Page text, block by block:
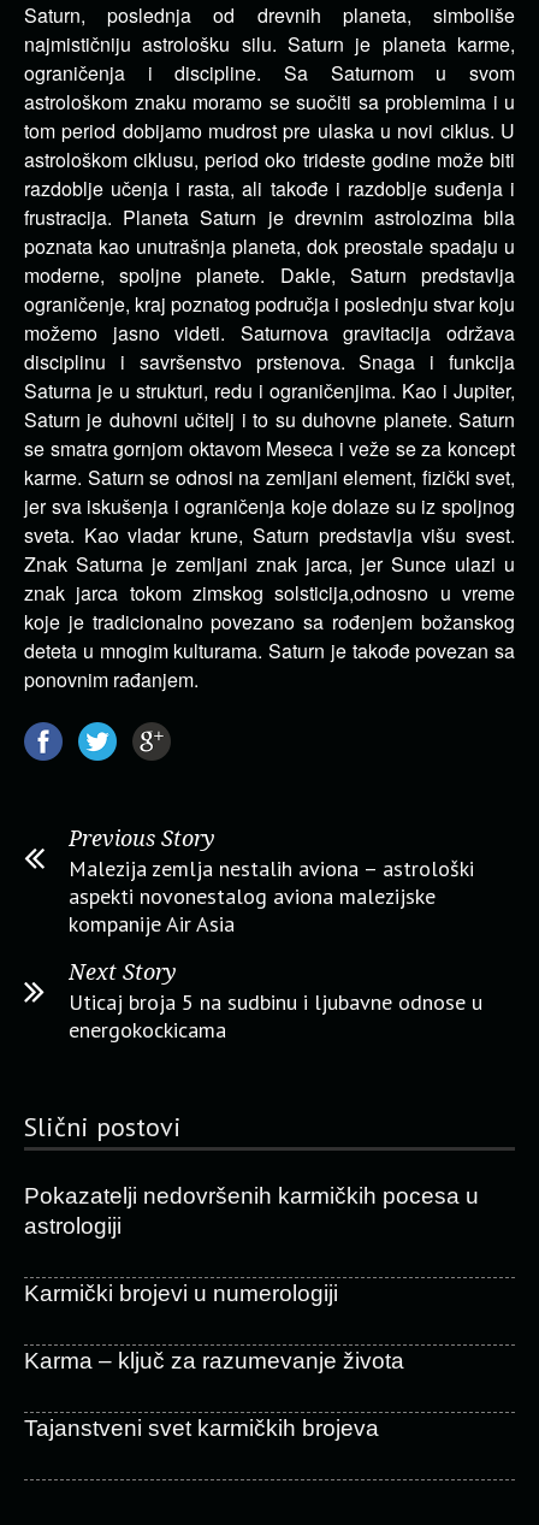
Saturn, poslednja od drevnih planeta, simboliše
najmističniju astrološku silu. Saturn je planeta karme,
ograničenja i discipline. Sa Saturnom u svom
astrološkom znaku moramo se suočiti sa problemima i u
tom period dobijamo mudrost pre ulaska u novi ciklus. U
astrološkom ciklusu, period oko trideste godine može biti
razdoblje učenja i rasta, ali takođe i razdoblje suđenja i
frustracija. Planeta Saturn je drevnim astrolozima bila
poznata kao unutrašnja planeta, dok preostale spadaju u
moderne, spoljne planete. Dakle, Saturn predstavlja
ograničenje, kraj poznatog područja i poslednju stvar koju
možemo jasno videti. Saturnova gravitacija održava
disciplinu i savršenstvo prstenova. Snaga i funkcija
Saturna je u strukturi, redu i ograničenjima. Kao i Jupiter,
Saturn je duhovni učitelj i to su duhovne planete. Saturn
se smatra gornjom oktavom Meseca i veže se za koncept
karme. Saturn se odnosi na zemljani element, fizički svet,
jer sva iskušenja i ograničenja koje dolaze su iz spoljnog
sveta. Kao vladar krune, Saturn predstavlja višu svest.
Znak Saturna je zemljani znak jarca, jer Sunce ulazi u
znak jarca tokom zimskog solsticija,odnosno u vreme
koje je tradicionalno povezano sa rođenjem božanskog
deteta u mnogim kulturama. Saturn je takođe povezan sa
ponovnim rađanjem.
Previous Story
Malezija zemlja nestalih aviona – astrološki
aspekti novonestalog aviona malezijske
kompanije Air Asia
Next Story
Uticaj broja 5 na sudbinu i ljubavne odnose u
energokockicama
Slični postovi
Pokazatelji nedovršenih karmičkih pocesa u
astrologiji
Karmički brojevi u numerologiji
Karma – ključ za razumevanje života
Tajanstveni svet karmičkih brojeva